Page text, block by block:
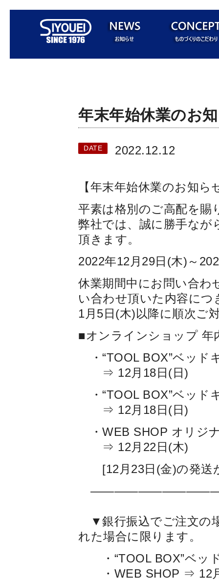
年末年始休業のお
DATE 2022.12.12
【年末年始休業のお知ら
平素は格別のご高配を賜
弊社では、誠に勝手なが
頂きます。
2022年12月29日(木)～
休業期間中にお問い合わ
い合わせ頂いた内容につ
1月5日(木)以降に順次ご
■オンラインショップ 年
・“TOOL BOX”ベッド
⇒ 12月18日(日)
・“TOOL BOX”ベッド
⇒ 12月18日(日)
・WEB SHOP オリジ
⇒ 12月22日(木)
[12月23日(金)の発送
▼銀行振込でご注文の
れた場合に限ります。
・“TOOL BOX”ベッ
・WEB SHOP ⇒ 12